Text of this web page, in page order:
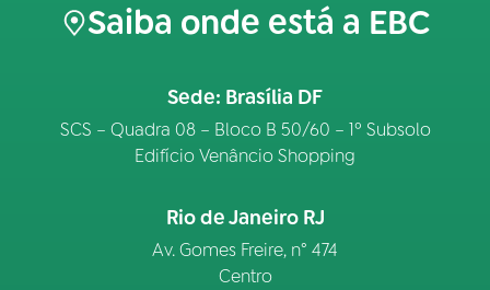
Saiba onde está a EBC
Sede: Brasília DF
SCS – Quadra 08 – Bloco B 50/60 – 1º Subsolo
Edifício Venâncio Shopping
Rio de Janeiro RJ
Av. Gomes Freire, n° 474
Centro